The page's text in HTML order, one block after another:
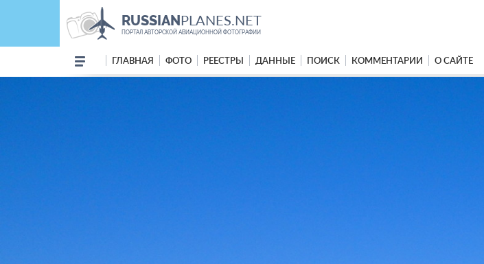
RUSSIANPLANES.NET
ПОРТАЛ АВТОРСКОЙ АВИАЦИОННОЙ ФОТОГРАФИИ
ГЛАВНАЯ ФОТО РЕЕСТРЫ ДАННЫЕ ПОИСК КОММЕНТАРИИ О САЙТЕ